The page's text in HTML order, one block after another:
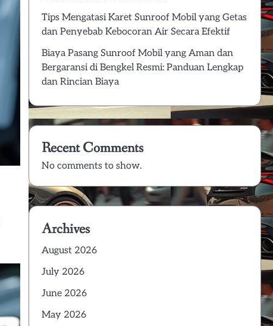
Tips Mengatasi Karet Sunroof Mobil yang Getas
dan Penyebab Kebocoran Air Secara Efektif
Biaya Pasang Sunroof Mobil yang Aman dan
Bergaransi di Bengkel Resmi: Panduan Lengkap
dan Rincian Biaya
Recent Comments
No comments to show.
Archives
August 2026
July 2026
June 2026
May 2026